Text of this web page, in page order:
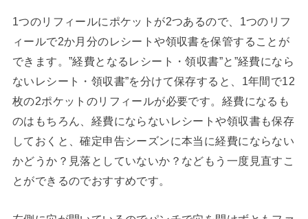
1つのリフィールにポケットが2つあるので、1つのリフ
ィールで2か月分のレシートや領収書を保管することが
できます。”経費となるレシート・領収書”と”経費になら
ないレシート・領収書”を分けて保存すると、1年間で12
枚の2ポケットのリフィールが必要です。経費になるも
のはもちろん、経費にならないレシートや領収書も保存
しておくと、確定申告シーズンに本当に経費にならない
かどうか？見落としていないか？などもう一度見直すこ
とができるのでおすすめです。